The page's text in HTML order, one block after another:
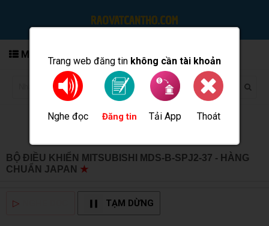
Trang web đăng tin không cần tài khoản
Nghe đọc Đăng tin Tải App Thoát
MENU
BỘ ĐIỀU KHIỂN MITSUBISHI MDS-B-SPJ2-37 - HÀNG
CHUẨN JAPAN ★
▷ TẠM DỪNG